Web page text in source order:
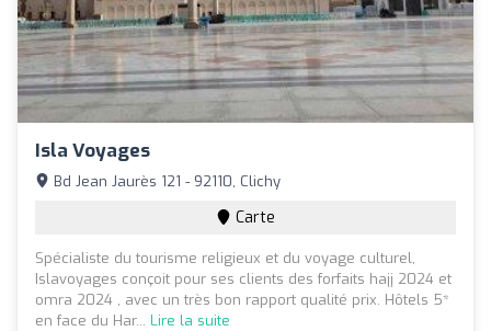
Isla Voyages
Bd Jean Jaurès 121 - 92110, Clichy
Carte
Spécialiste du tourisme religieux et du voyage culturel,
Islavoyages conçoit pour ses clients des forfaits hajj 2024 et
omra 2024 , avec un très bon rapport qualité prix. Hôtels 5*
en face du Har... Lire la suite